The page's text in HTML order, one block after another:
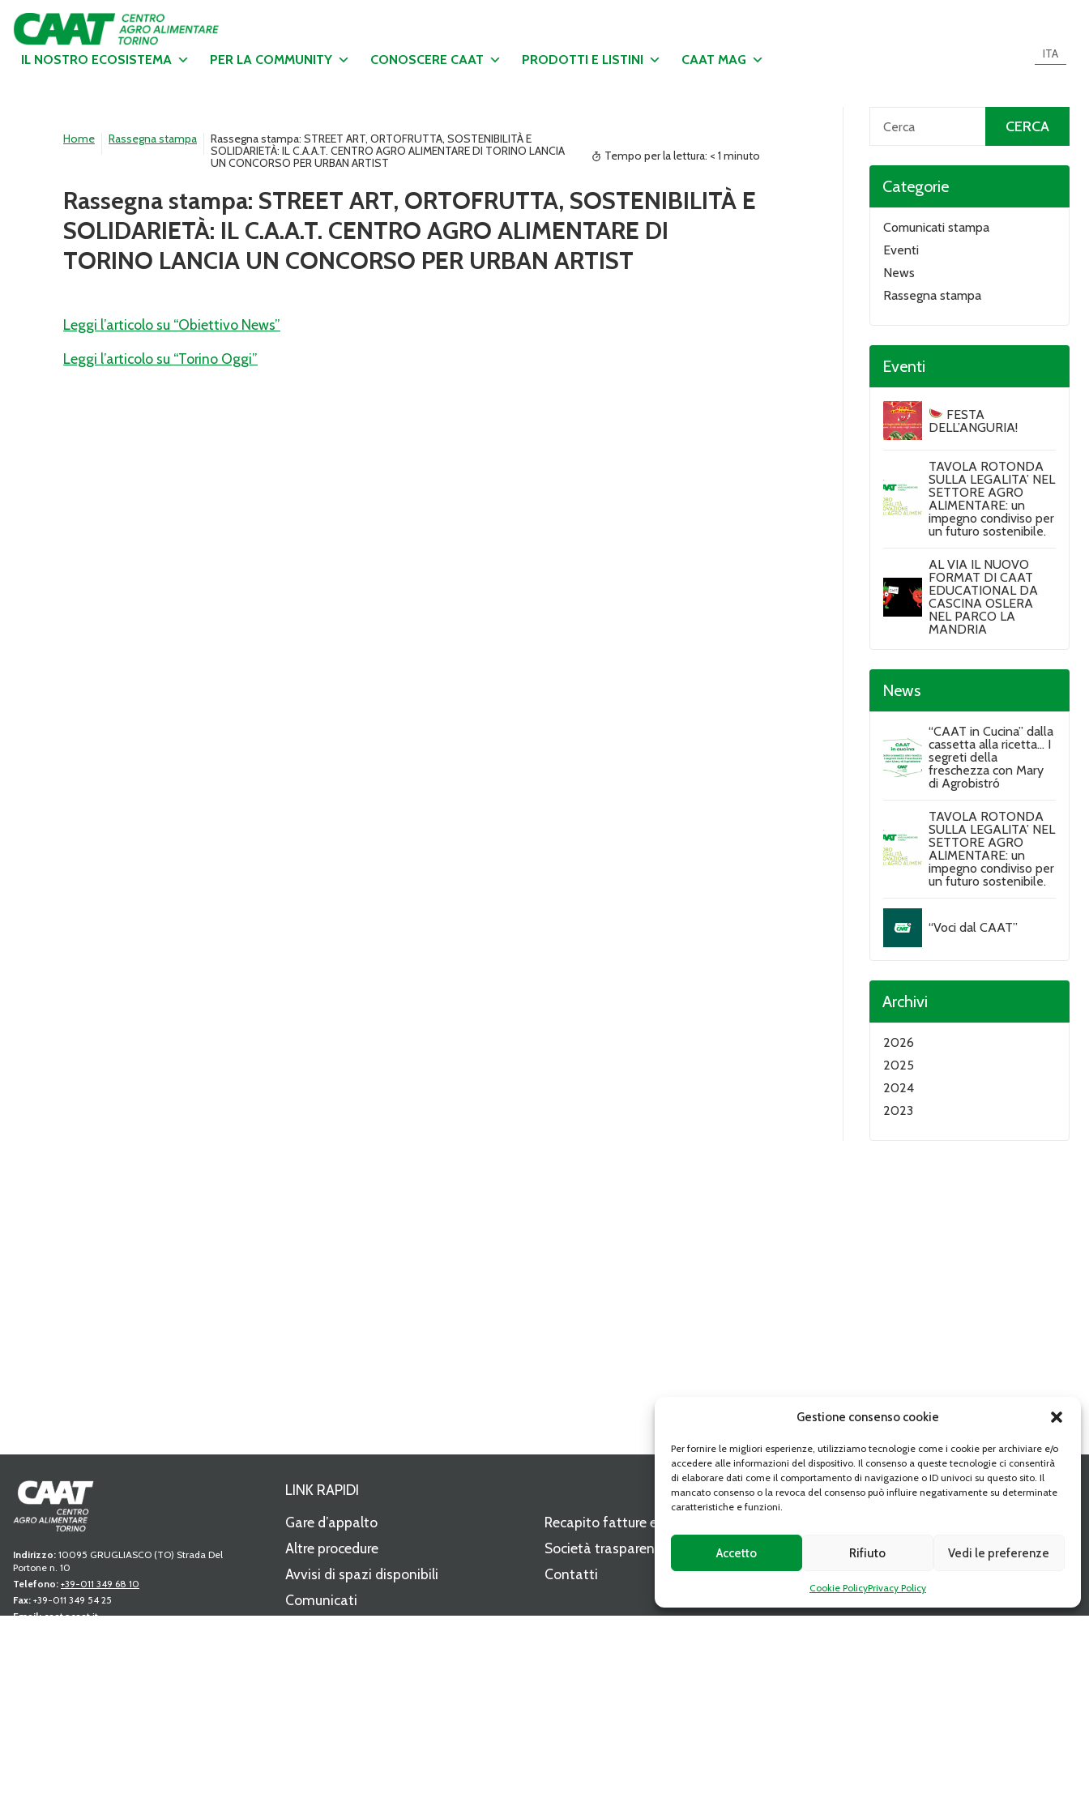
Gestione consenso cookie
Per fornire le migliori esperienze, utilizziamo tecnologie come i cookie per archiviare e/o
accedere alle informazioni del dispositivo. Il consenso a queste tecnologie ci consentirà
di elaborare dati come il comportamento di navigazione o ID univoci su questo sito. Il
mancato consenso o la revoca del consenso può influire negativamente su determinate
caratteristiche e funzioni.
Accetto Rifiuto Vedi le preferenze
Cookie PolicyPrivacy Policy
ITA
IL NOSTRO ECOSISTEMA PER LA COMMUNITY CONOSCERE CAAT PRODOTTI E LISTINI CAAT MAG
Home Rassegna stampa
Rassegna stampa: STREET ART, ORTOFRUTTA, SOSTENIBILITÀ E
SOLIDARIETÀ: IL C.A.A.T. CENTRO AGRO ALIMENTARE DI TORINO LANCIA
UN CONCORSO PER URBAN ARTIST
Tempo per la lettura: < 1 minuto
Rassegna stampa: STREET ART, ORTOFRUTTA, SOSTENIBILITÀ E
SOLIDARIETÀ: IL C.A.A.T. CENTRO AGRO ALIMENTARE DI
TORINO LANCIA UN CONCORSO PER URBAN ARTIST
Leggi l’articolo su “Obiettivo News”
Leggi l’articolo su “Torino Oggi”
Categorie
Comunicati stampa
Eventi
News
Rassegna stampa
Eventi
FESTA
DELL’ANGURIA!
TAVOLA ROTONDA
SULLA LEGALITA’ NEL
SETTORE AGRO
ALIMENTARE: un
impegno condiviso per
un futuro sostenibile.
AL VIA IL NUOVO
FORMAT DI CAAT
EDUCATIONAL DA
CASCINA OSLERA
NEL PARCO LA
MANDRIA
News
“CAAT in Cucina” dalla
cassetta alla ricetta… I
segreti della
freschezza con Mary
di Agrobistró
TAVOLA ROTONDA
SULLA LEGALITA’ NEL
SETTORE AGRO
ALIMENTARE: un
impegno condiviso per
un futuro sostenibile.
“Voci dal CAAT”
Archivi
2026
2025
2024
2023
Indirizzo: 10095 GRUGLIASCO (TO) Strada Del
Portone n. 10
Telefono: +39-011 349 68 10
Fax: +39-011 349 54 25
Email: caat@caat.it
LINK RAPIDI
Gare d’appalto
Altre procedure
Avvisi di spazi disponibili
Comunicati
Recapito fatture elettroniche
Società trasparente
Contatti
SEGUI